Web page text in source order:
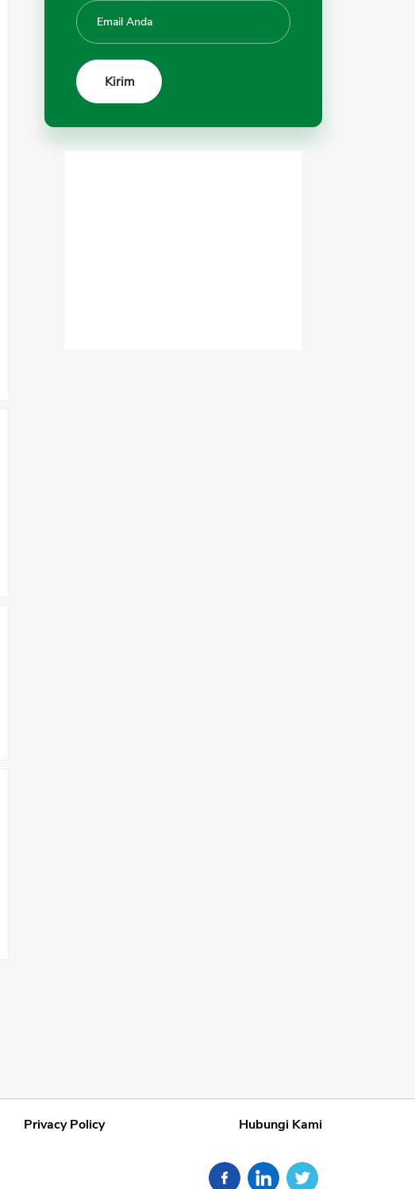
Privacy Policy Hubungi Kami